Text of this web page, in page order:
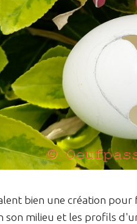
bien une création
son milieu et les profils